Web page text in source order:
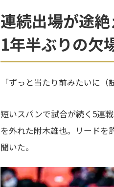
連続出場が途
1年半ぶりの欠
「ずっと当たり前みたいに
短いスパンで試合が続く5連
を外れた附木雄也。リードを
聞いた。